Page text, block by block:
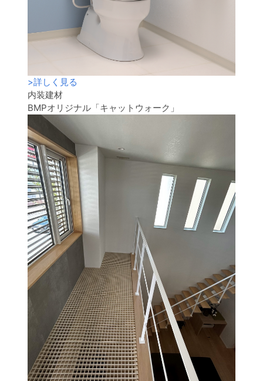
>詳しく見る
内装建材
BMPオリジナル「キャットウォーク」